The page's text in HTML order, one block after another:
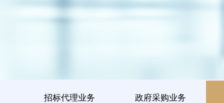
招标代理业务 政府采购业务